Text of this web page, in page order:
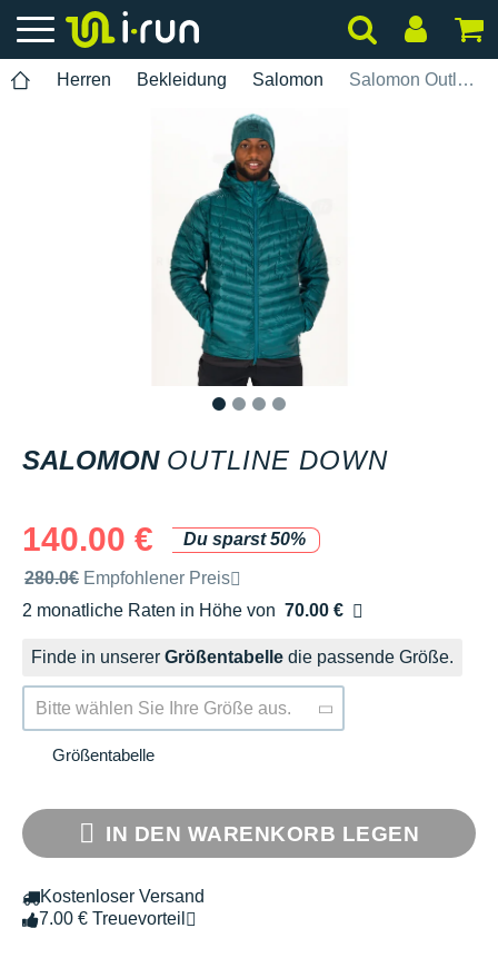
Herren Bekleidung Salomon Salomon Outline Down
SALOMON OUTLINE DOWN
140.00 €
Du sparst 50%
Unverbindliche Preisempfehlung der Marke
280.0€ Empfohlener Preis
2 monatliche Raten in Höhe von 70.00 €
Ohne Zusatzkosten
Finde in unserer Größentabelle die passende Größe.
Bitte wählen Sie Ihre Größe aus.
Größentabelle
IN DEN WARENKORB LEGEN
Kostenloser Versand
7.00 € Treuevorteil